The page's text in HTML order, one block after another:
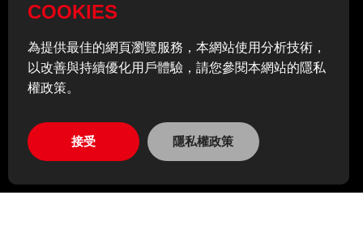
COOKIES
為提供最佳的網頁瀏覽服務，本網站使用分析技術，
以改善與持續優化用戶體驗，請您參閱本網站的隱私
權政策。
接受 隱私權政策
個資政策聲明 隱私權條款 網站地圖 人才招募
ADD
23586 新北市中和區中正路866之1號14樓
TEL
02-2225-5082